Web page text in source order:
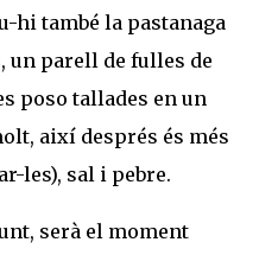
hi també la pastanaga
un parell de fulles de
poso tallades en un
així després és més
les), sal i pebre.
serà el moment